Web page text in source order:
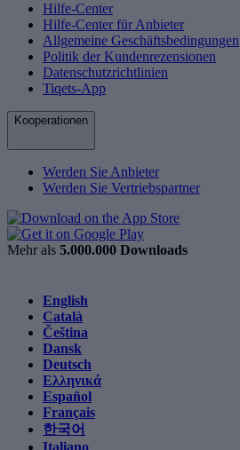
Hilfe-Center
Hilfe-Center für Anbieter
Allgemeine Geschäftsbedingungen
Politik der Kundenrezensionen
Datenschutzrichtlinien
Tiqets-App
Kooperationen
Werden Sie Anbieter
Werden Sie Vertriebspartner
Mehr als 5.000.000 Downloads
English
Català
Čeština
Dansk
Deutsch
Ελληνικά
Español
Français
한국어